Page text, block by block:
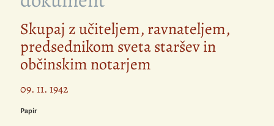
Skupaj z učiteljem, ravnateljem,
predsednikom sveta staršev in
občinskim notarjem
09. 11. 1942
Papir